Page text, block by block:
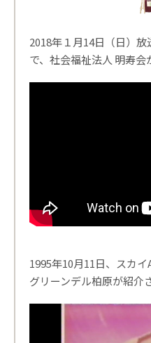
2018年１月14日（日）放
で、社会福祉法人 明寿会
1995年10月11日、スカイ
グリーンデル柏原が紹介